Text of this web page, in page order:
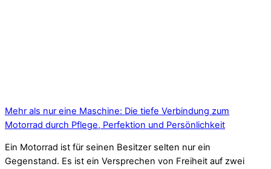
Mehr als nur eine Maschine: Die tiefe Verbindung zum
Motorrad durch Pflege, Perfektion und Persönlichkeit
Ein Motorrad ist für seinen Besitzer selten nur ein
Gegenstand. Es ist ein Versprechen von Freiheit auf zwei